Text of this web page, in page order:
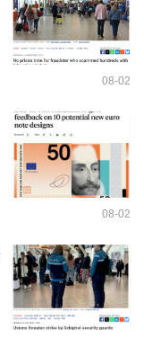
08-02
08-02